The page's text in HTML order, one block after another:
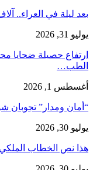
بعد ليلة في العراء..
يوليو 31, 2026
الطب…
أغسطس 1, 2026
“أمان ومدار” تجوبان
يوليو 30, 2026
هذا نص الخطاب